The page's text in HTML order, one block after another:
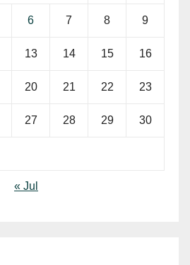
6 7 8 9
13 14 15 16
20 21 22 23
27 28 29 30
« Jul